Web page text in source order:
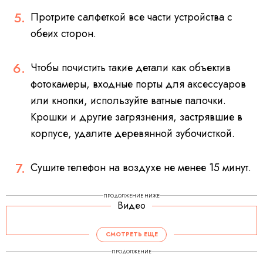
Протрите салфеткой все части устройства с
обеих сторон.
Чтобы почистить такие детали как объектив
фотокамеры, входные порты для аксессуаров
или кнопки, используйте ватные палочки.
Крошки и другие загрязнения, застрявшие в
корпусе, удалите деревянной зубочисткой.
Сушите телефон на воздухе не менее 15 минут.
ПРОДОЛЖЕНИЕ НИЖЕ
Видео
СМОТРЕТЬ ЕЩЕ
ПРОДОЛЖЕНИЕ